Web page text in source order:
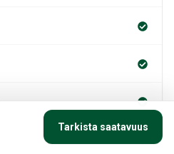
Tarkista saatavuus